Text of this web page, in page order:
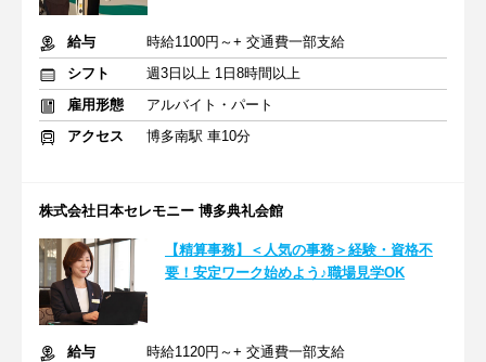
給与
時給1100円～+ 交通費一部支給
シフト
週3日以上 1日8時間以上
雇用形態
アルバイト・パート
アクセス
博多南駅 車10分
株式会社日本セレモニー 博多典礼会館
【精算事務】＜人気の事務＞経験・資格不
要！安定ワーク始めよう♪職場見学OK
給与
時給1120円～+ 交通費一部支給